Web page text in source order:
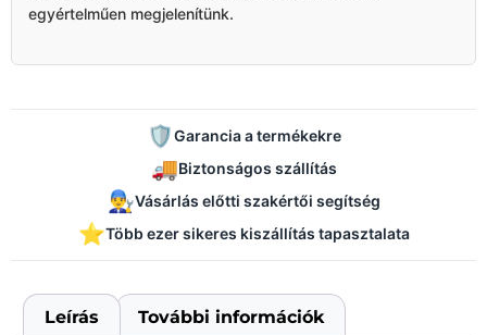
egyértelműen megjelenítünk.
🛡️Garancia a termékekre
🚚Biztonságos szállítás
👨‍🔧Vásárlás előtti szakértői segítség
⭐Több ezer sikeres kiszállítás tapasztalata
Leírás További információk